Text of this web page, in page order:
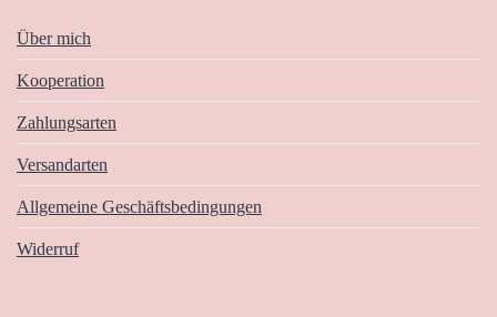
Über mich
Kooperation
Zahlungsarten
Versandarten
Allgemeine Geschäftsbedingungen
Widerruf